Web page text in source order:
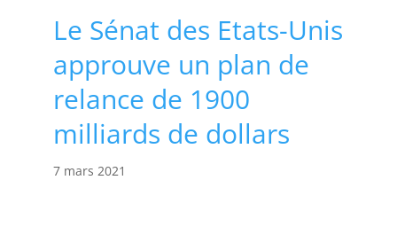
Le Sénat des Etats-Unis
approuve un plan de
relance de 1900
milliards de dollars
7 mars 2021